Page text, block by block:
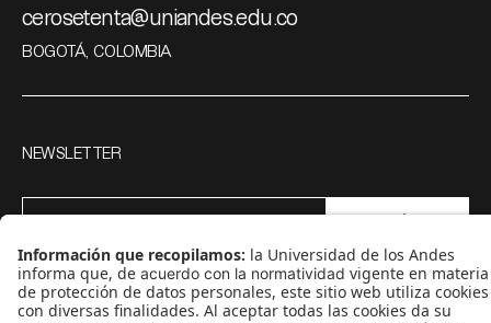
cerosetenta@uniandes.edu.co
BOGOTÁ, COLOMBIA
NEWSLETTER
Suscríbase